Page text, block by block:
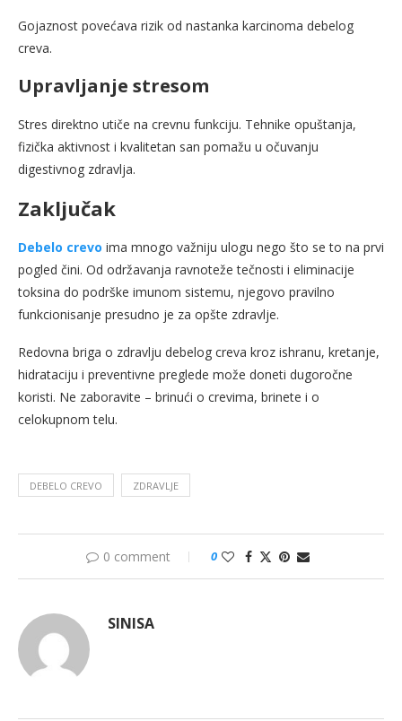
Gojaznost povećava rizik od nastanka karcinoma debelog
creva.
Upravljanje stresom
Stres direktno utiče na crevnu funkciju. Tehnike opuštanja,
fizička aktivnost i kvalitetan san pomažu u očuvanju
digestivnog zdravlja.
Zaključak
Debelo crevo ima mnogo važniju ulogu nego što se to na prvi
pogled čini. Od održavanja ravnoteže tečnosti i eliminacije
toksina do podrške imunom sistemu, njegovo pravilno
funkcionisanje presudno je za opšte zdravlje.
Redovna briga o zdravlju debelog creva kroz ishranu, kretanje,
hidrataciju i preventivne preglede može doneti dugoročne
koristi. Ne zaboravite – brinući o crevima, brinete i o
celokupnom telu.
DEBELO CREVO ZDRAVLJE
0 comment 0
SINISA